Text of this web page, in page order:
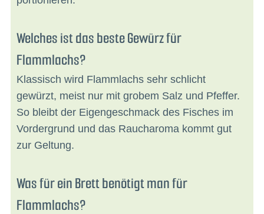
Welches ist das beste Gewürz für
Flammlachs?
Klassisch wird Flammlachs sehr schlicht
gewürzt, meist nur mit grobem Salz und Pfeffer.
So bleibt der Eigengeschmack des Fisches im
Vordergrund und das Raucharoma kommt gut
zur Geltung.
Was für ein Brett benötigt man für
Flammlachs?